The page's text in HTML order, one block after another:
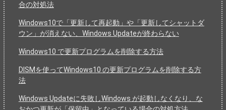
合の対処法
Windows10で「更新して再起動」や「更新してシャットダ
ウン」が消えない、Windows Updateが終わらない
Windows10 で更新プログラムを削除する方法
DISMを使ってWindows10 の更新プログラムを削除する方
法
Windows Updateに失敗しWindows が起動しなくなり、な